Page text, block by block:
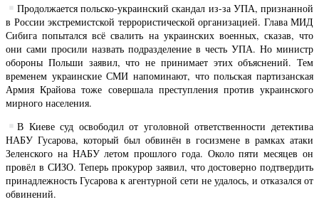
Продолжается польско-украинский скандал из-за УПА, признанной
в России экстремистской террористической организацией. Глава МИД
Сибига попытался всё свалить на украинских военных, сказав, что
они сами просили назвать подразделение в честь УПА. Но министр
обороны Польши заявил, что не принимает этих объяснений. Тем
временем украинские СМИ напоминают, что польская партизанская
Армия Крайова тоже совершала преступления против украинского
мирного населения.
В Киеве суд освободил от уголовной ответственности детектива
НАБУ Гусарова, который был обвинён в госизмене в рамках атаки
Зеленского на НАБУ летом прошлого года. Около пяти месяцев он
провёл в СИЗО. Теперь прокурор заявил, что достоверно подтвердить
принадлежность Гусарова к агентурной сети не удалось, и отказался от
обвинений.